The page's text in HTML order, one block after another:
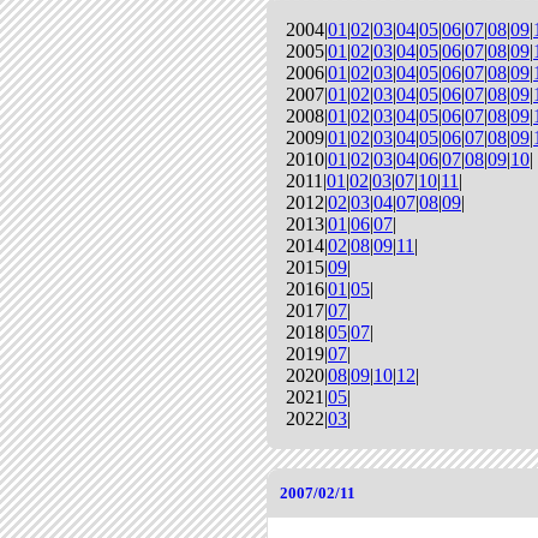
2004|01 |02|03|04|05|06|07|08|09|
2005|01 |02|03|04|05|06|07|08|09|
2006|01 |02|03|04|05|06|07|08|09|
2007|01 |02|03|04|05|06|07|08|09|
2008|01 |02|03|04|05|06|07|08|09|
2009|01 |02|03|04|05|06|07|08|09|
2010|01 |02|03|04|06|07|08|09|10|
2011|01 |02|03|07|10|11 |
2012|02|03|04|07|08|09|
2013|01 |06|07|
2014|02|08|09|11 |
2015|09|
2016|01 |05|
2017|07|
2018|05|07|
2019|07|
2020|08|09|10|12|
2021|05|
2022|03|
2007/02/11